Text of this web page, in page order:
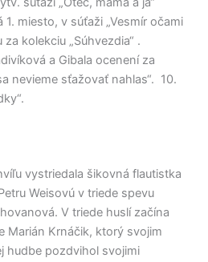
1. miesto, v súťaži „Vesmír očami
kolekciu „Súhvezdia“ .
a Gibala ocenení za
nevieme sťažovať nahlas“. 10.
vystriedala šikovná flautistka
Weisovú v triede spevu
V triede huslí začína
Marián Krnáčik, ktorý svojim
hudbe pozdvihol svojimi